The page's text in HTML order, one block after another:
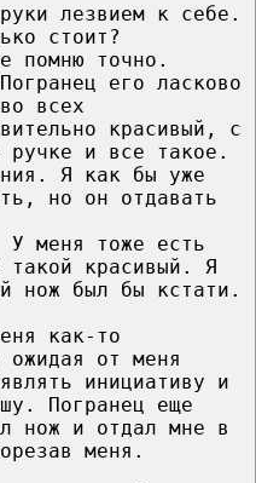
лезвием к себе.
стоит?
помню точно.
его ласково
всех
красивый, с
ручке и все такое.
Я как бы уже
но он отдавать
меня тоже есть
красивый. Я
нож был бы кстати.
как-то
ожидая от меня
инициативу и
Погранец еще
нож и отдал мне в
меня.